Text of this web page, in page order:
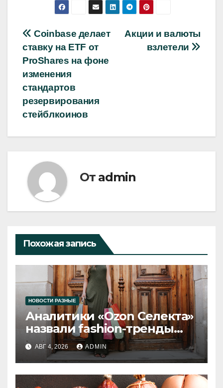
Навигация
по
записям
Акции и валюты
взлетели
Coinbase делает
ставку на ETF от
ProShares на фоне
изменения
стандартов
резервирования
стейблкоинов
От admin
Похожая запись
НОВОСТИ РАЗНЫЕ
Аналитики «Ozon Селекта»
назвали fashion-тренды
2026 года
АВГ 4, 2026 ADMIN